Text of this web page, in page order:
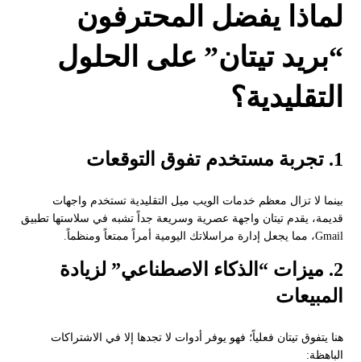
لماذا يفضل المحترفون
“بريد تيتان” على الحلول
التقليدية؟
1. تجربة مستخدم تفوق التوقعات
بينما لا تزال معظم خدمات الويب ميل التقليدية تستخدم واجهات
قديمة، يقدم تيتان واجهة عصرية وسريعة جداً تشبه في سلاستها تطبيق
Gmail، مما يجعل إدارة مراسلاتك اليومية أمراً ممتعاً ومنظماً.
2. ميزات “الذكاء الاصطناعي” لزيادة
المبيعات
هنا يتفوق تيتان فعلياً؛ فهو يوفر أدوات لا تجدها إلا في الاشتراكات
الباهظة: